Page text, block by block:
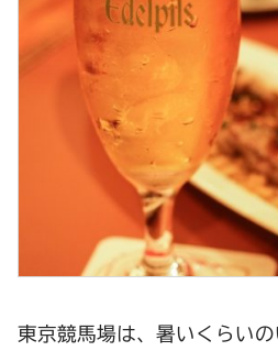
東京競馬場は、暑いくらいの